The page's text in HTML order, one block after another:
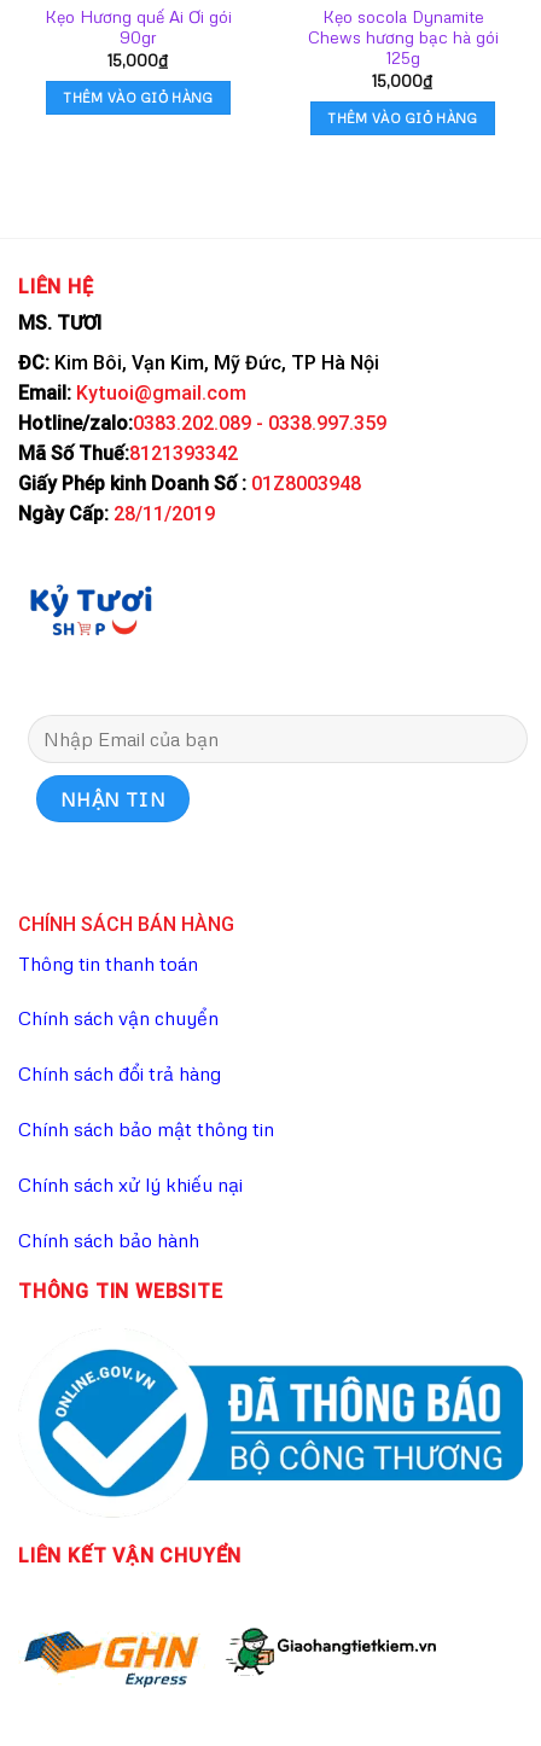
Kẹo Hương quế Ai Ơi gói
90gr
15,000₫
THÊM VÀO GIỎ HÀNG
Kẹo socola Dynamite
Chews hương bạc hà gói
125g
15,000₫
THÊM VÀO GIỎ HÀNG
LIÊN HỆ
MS. TƯƠI
ĐC: Kim Bôi, Vạn Kim, Mỹ Đức, TP Hà Nội
Email: Kytuoi@gmail.com
Hotline/zalo:0383.202.089 - 0338.997.359
Mã Số Thuế:8121393342
Giấy Phép kinh Doanh Số : 01Z8003948
Ngày Cấp: 28/11/2019
CHÍNH SÁCH BÁN HÀNG
Thông tin thanh toán
Chính sách vận chuyển
Chính sách đổi trả hàng
Chính sách bảo mật thông tin
Chính sách xử lý khiếu nại
Chính sách bảo hành
THÔNG TIN WEBSITE
LIÊN KẾTVẬN CHUYỂN